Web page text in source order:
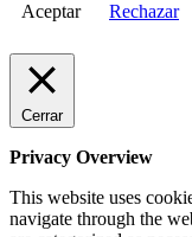
Aceptar Rechazar
Cerrar
Privacy Overview
This website uses
navigate through the